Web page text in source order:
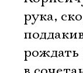
рука,
рождать